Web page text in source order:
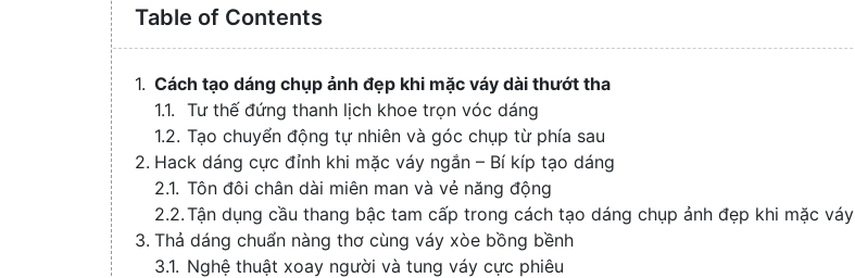
Table of Contents
Cách tạo dáng chụp ảnh đẹp khi mặc váy dài thướt tha
Tư thế đứng thanh lịch khoe trọn vóc dáng
Tạo chuyển động tự nhiên và góc chụp từ phía sau
Hack dáng cực đỉnh khi mặc váy ngắn – Bí kíp tạo dáng
Tôn đôi chân dài miên man và vẻ năng động
Tận dụng cầu thang bậc tam cấp trong cách tạo dáng chụp ảnh đẹp khi mặc váy
Thả dáng chuẩn nàng thơ cùng váy xòe bồng bềnh
Nghệ thuật xoay người và tung váy cực phiêu